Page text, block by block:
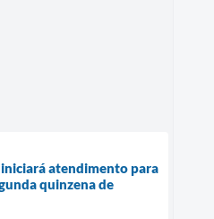
atendimento para
quinzena de